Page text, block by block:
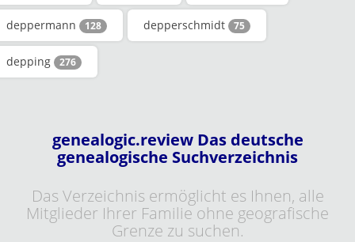
deppermann 128 depperschmidt 75
depping 276
genealogic.review Das deutsche
genealogische Suchverzeichnis
Das Verzeichnis ermöglicht es Ihnen, alle
Mitglieder Ihrer Familie ohne geografische
Grenze zu suchen.